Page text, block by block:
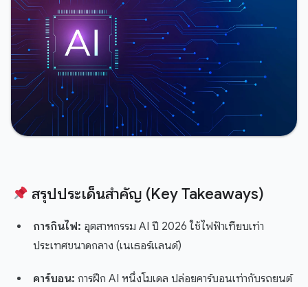
สรุปประเด็นสำคัญ (Key Takeaways)
การกินไฟ: อุตสาหกรรม AI ปี 2026 ใช้ไฟฟ้าเทียบเท่า
ประเทศขนาดกลาง (เนเธอร์แลนด์)
คาร์บอน: การฝึก AI หนึ่งโมเดล ปล่อยคาร์บอนเท่ากับรถยนต์